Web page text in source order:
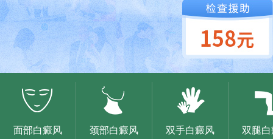
面部白癜风 颈部白癜风 双手白癜风 双腿